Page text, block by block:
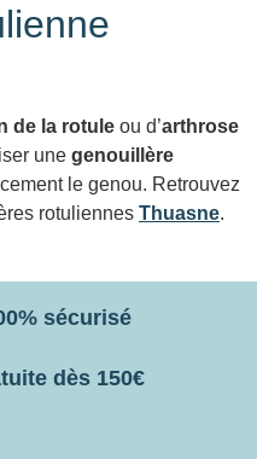
de la rotule ou d’arthrose
une genouillère
le genou. Retrouvez
rotuliennes Thuasne.
sécurisé
dès 150€